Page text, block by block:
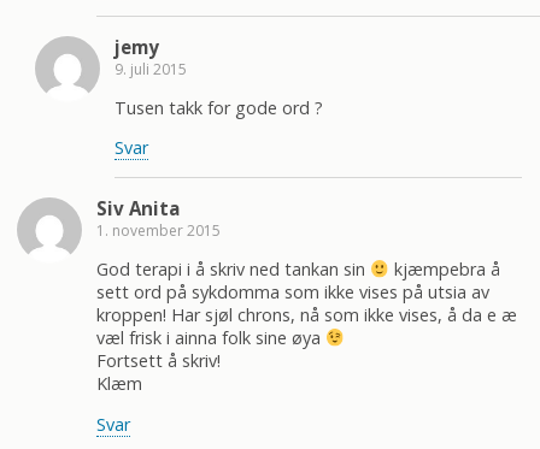
jemy
9. juli 2015
Tusen takk for gode ord ?
Svar
Siv Anita
1. november 2015
God terapi i å skriv ned tankan sin
kjæmpebra å
sett ord på sykdomma som ikke vises på utsia av
kroppen! Har sjøl chrons, nå som ikke vises, å da e æ
væl frisk i ainna folk sine øya
Fortsett å skriv!
Klæm
Svar